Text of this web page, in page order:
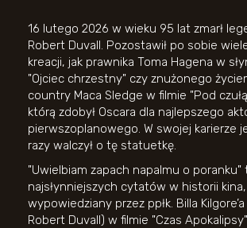
16 lutego 2026 w wieku 95 lat zmarł
Robert Duvall. Pozostawił po sobie
kreacji, jak prawnika Toma Hagena w
"Ojciec chrzestny" czy znużonego
country Maca Sledge w filmie "Pod
którą zdobył Oscara dla najlepszego
pierwszoplanowego. W swojej karierze
razy walczył o tę statuetkę.
"Uwielbiam zapach napalmu o poranku"
najsłynniejszych cytatów w historii kina,
wypowiedziany przez ppłk. Billa
Robert Duvall) w filmie "Czas